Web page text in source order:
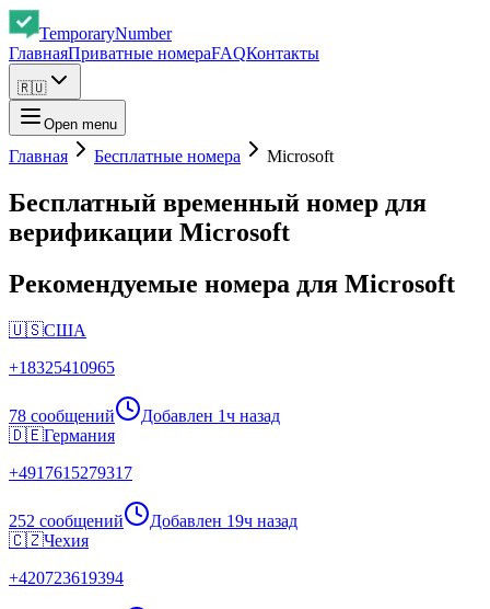
TemporaryNumber
ГлавнаяПриватные номераFAQКонтакты
🇷🇺
Open menu
Главная Бесплатные номера Microsoft
Бесплатный временный номер для
верификации Microsoft
Рекомендуемые номера для Microsoft
🇺🇸США
+18325410965
78 сообщений Добавлен 1ч назад
🇩🇪Германия
+4917615279317
252 сообщений Добавлен 19ч назад
🇨🇿Чехия
+420723619394